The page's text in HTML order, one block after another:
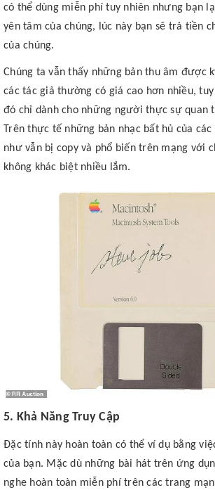
có thể dùng miễn phí tuy nhiên nhưng bạn
yên tâm của chúng, lúc này bạn sẽ trả tiền
của chúng.
Chúng ta vẫn thấy những bản thu âm được
các tác giả thường có giá cao hơn nhiều,
đó chỉ dành cho những người thực sự quan
Trên thực tế những bản nhạc bất hủ của
như vẫn bị copy và phổ biến trên mạng với
không khác biệt nhiều lắm.
5. Khả Năng Truy Cập
Đặc tính này hoàn toàn có thể ví dụ bằng
của bạn. Mặc dù những bài hát trên ứng
nghe hoàn toàn miễn phí trên các trang